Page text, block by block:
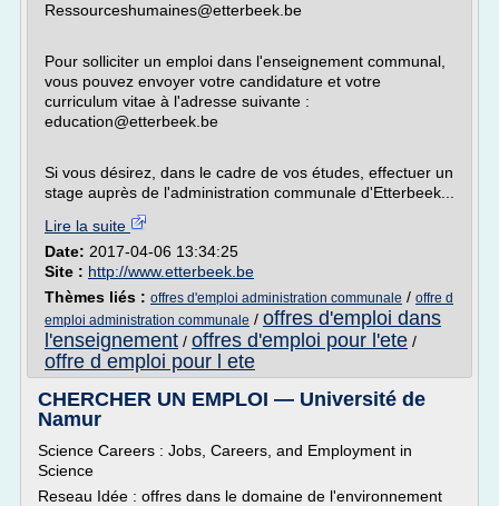
Ressourceshumaines@etterbeek.be
Pour solliciter un emploi dans l'enseignement communal,
vous pouvez envoyer votre candidature et votre
curriculum vitae à l'adresse suivante :
education@etterbeek.be
Si vous désirez, dans le cadre de vos études, effectuer un
stage auprès de l'administration communale d'Etterbeek...
Lire la suite
Date: 2017-04-06 13:34:25
Site : http://www.etterbeek.be
Thèmes liés : offres d'emploi administration communale / offre d
emploi administration communale / offres d'emploi dans
l'enseignement / offres d'emploi pour l'ete /
offre d emploi pour l ete
CHERCHER UN EMPLOI — Université de
Namur
Science Careers : Jobs, Careers, and Employment in
Science
Reseau Idée : offres dans le domaine de l'environnement